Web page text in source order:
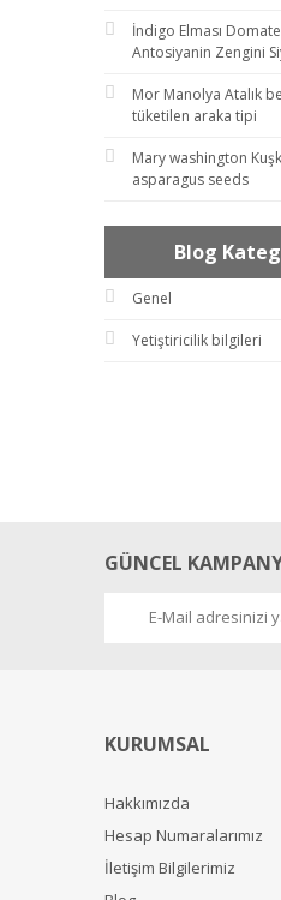
İndigo Elması
Antosiyanin Zengini
Mor Manolya Atalık
tüketilen araka tipi
Mary washington
asparagus seeds
Blog
Genel
Yetiştiricilik bilgileri
GÜNCEL
KURUMSAL
Hakkımızda
Hesap Numaralarımız
İletişim Bilgilerimiz